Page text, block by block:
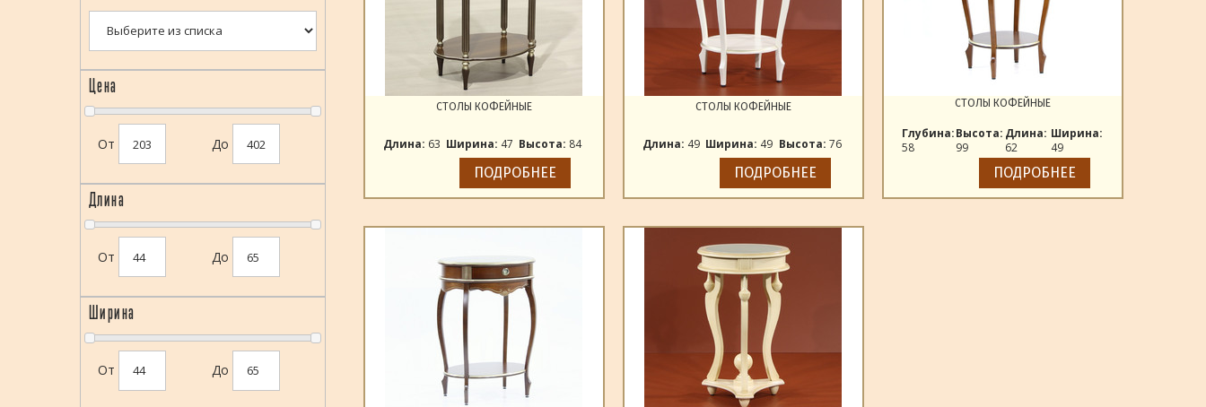
СТОЛЫ КОФЕЙНЫЕ
Длина: 63 Ширина: 47 Высота: 84
ПОДРОБНЕЕ
СТОЛЫ КОФЕЙНЫЕ
Длина: 49 Ширина: 49 Высота: 76
ПОДРОБНЕЕ
СТОЛЫ КОФЕЙНЫЕ
Глубина:
58
Высота:
99
Длина:
62
Ширина:
49
ПОДРОБНЕЕ
Цена
От До
Длина
От До
Ширина
От До